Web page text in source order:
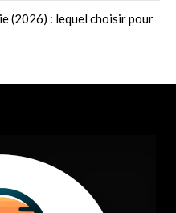
(2026) : lequel choisir pour